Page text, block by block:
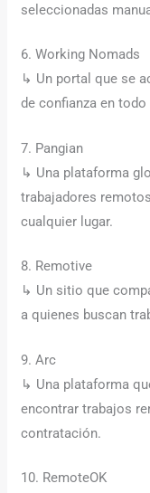
seleccionadas
6. Working Nomads
↳ Un portal que se
de confianza en todo
7. Pangian
↳ Una plataforma
trabajadores
cualquier lugar.
8. Remotive
↳ Un sitio que
a quienes buscan
9. Arc
↳ Una plataforma
encontrar trabajos
contratación.
10. RemoteOK